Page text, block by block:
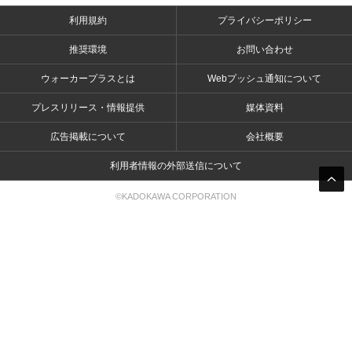
利用規約 プライバシーポリシー
推奨環境 お問い合わせ
ウォーカープラスとは Webプッシュ通知について
プレスリリース・情報提供 媒体資料
広告掲載について 会社概要
利用者情報の外部送信について
©KADOKAWA CORPORATION